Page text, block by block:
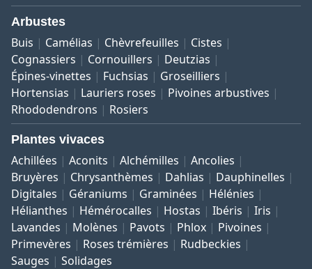
Arbustes
Buis Camélias Chèvrefeuilles
Cistes
Cognassiers
Cornouillers
Deutzias
Épines-vinettes
Fuchsias
Groseilliers
Hortensias
Lauriers roses
Pivoines arbustives
Rhododendrons
Rosiers
Plantes vivaces
Achillées Aconits Alchémilles
Ancolies
Bruyères
Chrysanthèmes Dahlias
Dauphinelles
Digitales
Géraniums Graminées
Hélénies
Hélianthes
Hémérocalles Hostas Ibéris
Iris
Lavandes
Molènes Pavots Phlox
Pivoines
Primevères
Roses trémières
Rudbeckies
Sauges
Solidages